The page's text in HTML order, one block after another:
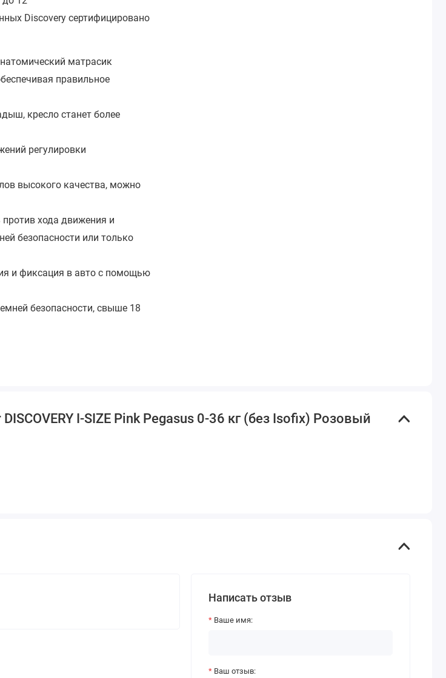
Discovery сертифицировано
матрасик
правильное
кресло станет более
регулировки
высокого качества, можно
хода движения и
безопасности или только
и фиксация в авто с помощью
безопасности, свыше 18
I-SIZE Pink Pegasus 0-36 кг (без Isofix) Розовый
Написать отзыв
Ваше имя:
Ваш отзыв: